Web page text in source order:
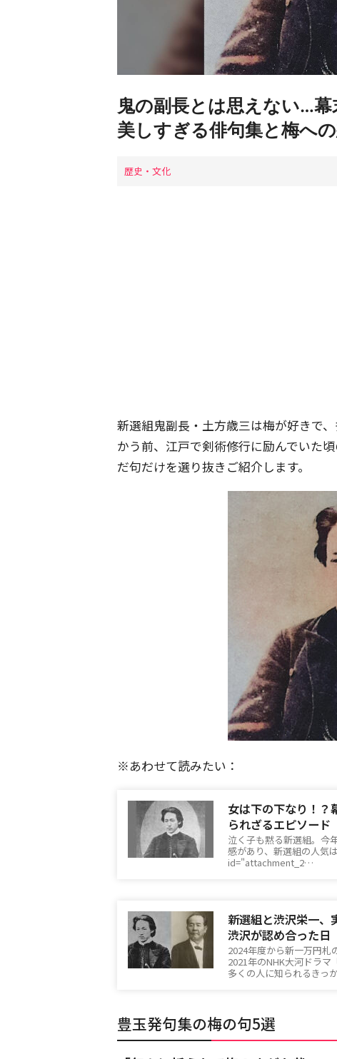
鬼の副長とは思えない…
美しすぎる俳句集と梅へ
歴史・文化
新選組鬼副長・土方歳三は梅が好きで
かう前、江戸で剣術修行に励んでいた
だ句だけを選り抜きご紹介します。
※あわせて読みたい：
女は下の下なり！？
られざるエピソード
泣く子も黙る新選組。今
感があり、新選組の人気
id="attachment_2…
新選組と渋沢栄一、
渋沢が認め合った日
2024年度から新一万円札
2021年のNHK大河ドラマ
多くの人に知られるきっ
豊玉発句集の梅の句5選